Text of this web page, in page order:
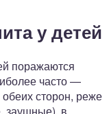
у детей
поражаются
часто —
сторон, реже